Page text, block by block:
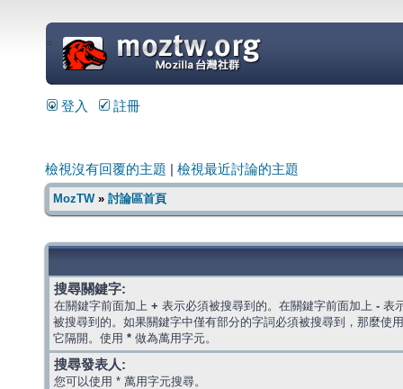
=
登入 註冊
檢視沒有回覆的主題 檢視最近討論的主題
MozTW» 討論區首頁
搜尋關鍵字:
在關鍵字前面加上 + 表示必須被搜尋到的。在關鍵字前面加上 - 表
被搜尋到的。如果關鍵字中僅有部分的字詞必須被搜尋到，那麼使
它隔開。使用 * 做為萬用字元。
搜尋發表人:
您可以使用 * 萬用字元搜尋。